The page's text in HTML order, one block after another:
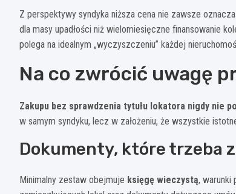
Z perspektywy syndyka niższa cena nie zawsze
dla masy upadłości niż wielomiesięczne finansowanie
polega na idealnym „wyczyszczeniu” każdej
Na co zwrócić uwagę
Zakupu bez sprawdzenia tytułu lokatora nigdy nie
w samym syndyku, lecz w założeniu, że wszystkie
Dokumenty, które trzeba
Minimalny zestaw obejmuje księgę wieczystą, warunki